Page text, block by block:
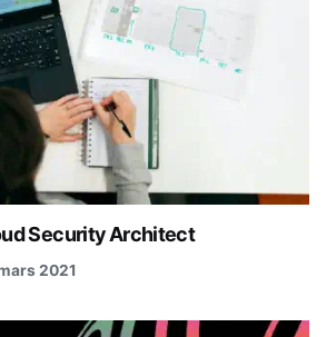
Security Architect
2021